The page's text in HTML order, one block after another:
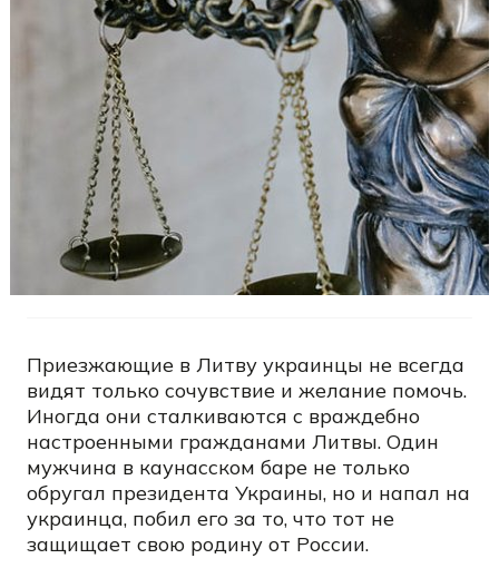
Приезжающие в Литву украинцы не всегда
видят только сочувствие и желание помочь.
Иногда они сталкиваются с враждебно
настроенными гражданами Литвы. Один
мужчина в каунасском баре не только
обругал президента Украины, но и напал на
украинца, побил его за то, что тот не
защищает свою родину от России.